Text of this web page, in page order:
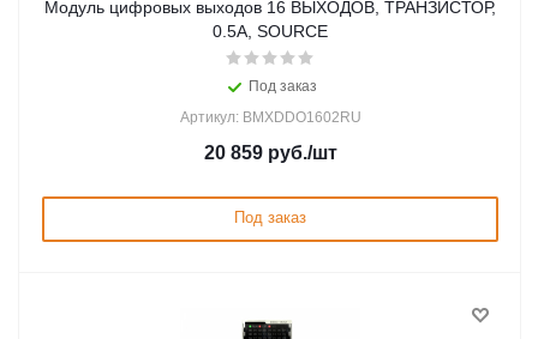
Модуль цифровых выходов 16 ВЫХОДОВ, ТРАНЗИСТОР,
0.5А, SOURCE
Под заказ
Артикул: BMXDDO1602RU
20 859руб./шт
Под заказ